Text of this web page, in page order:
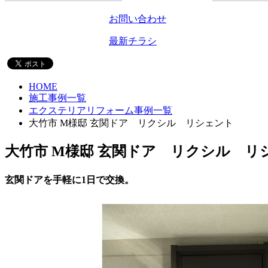
お問い合わせ
最新チラシ
HOME
施工事例一覧
エクステリアリフォーム事例一覧
大竹市 M様邸 玄関ドア リクシル リシェント
大竹市 M様邸 玄関ドア リクシル リ
玄関ドアを手軽に1日で交換。